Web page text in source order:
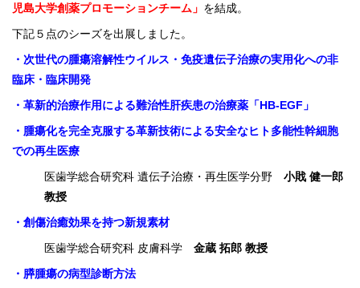
児島大学創薬プロモーションチーム」 を結成。
下記５点のシーズを出展しました。
・次世代の腫瘍溶解性ウイルス・免疫遺伝子治療の実用化への非
臨床・臨床開発
・革新的治療作用による難治性肝疾患の治療薬「HB-EGF」
・腫瘍化を完全克服する革新技術による安全なヒト多能性幹細胞
での再生医療
医歯学総合研究科 遺伝子治療・再生医学分野 小戝 健一郎
教授
・創傷治癒効果を持つ新規素材
医歯学総合研究科 皮膚科学 金蔵 拓郎 教授
・膵腫瘍の病型診断方法